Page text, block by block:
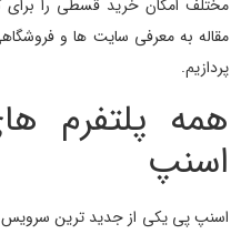
مختلف امکان خرید قسطی را برای
مقاله به معرفی سایت ها و
پردازیم.
همه پلتفرم
اسنپ
اسنپ پی یکی از جدید ترین سرویس